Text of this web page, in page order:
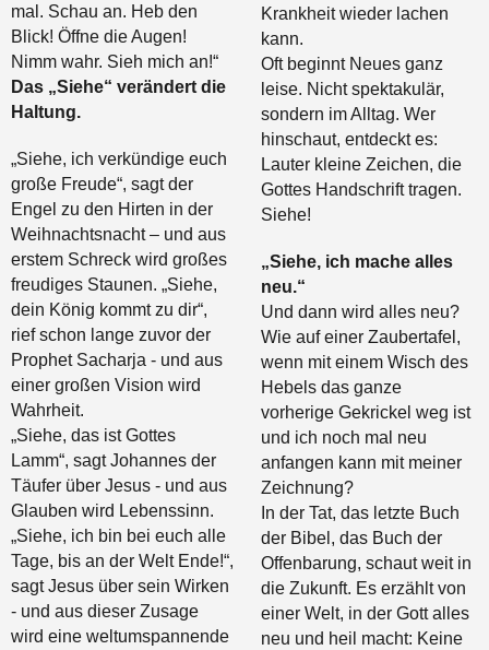
mal. Schau an. Heb den
Blick! Öffne die Augen!
Nimm wahr. Sieh mich an!“
Das „Siehe“ verändert die
Haltung.
„Siehe, ich verkündige euch
große Freude“, sagt der
Engel zu den Hirten in der
Weihnachtsnacht – und aus
erstem Schreck wird großes
freudiges Staunen. „Siehe,
dein König kommt zu dir“,
rief schon lange zuvor der
Prophet Sacharja - und aus
einer großen Vision wird
Wahrheit.
„Siehe, das ist Gottes
Lamm“, sagt Johannes der
Täufer über Jesus - und aus
Glauben wird Lebenssinn.
„Siehe, ich bin bei euch alle
Tage, bis an der Welt Ende!“,
sagt Jesus über sein Wirken
- und aus dieser Zusage
wird eine weltumspannende
Krankheit wieder lachen
kann.
Oft beginnt Neues ganz
leise. Nicht spektakulär,
sondern im Alltag. Wer
hinschaut, entdeckt es:
Lauter kleine Zeichen, die
Gottes Handschrift tragen.
Siehe!
„Siehe, ich mache alles
neu.“
Und dann wird alles neu?
Wie auf einer Zaubertafel,
wenn mit einem Wisch des
Hebels das ganze
vorherige Gekrickel weg ist
und ich noch mal neu
anfangen kann mit meiner
Zeichnung?
In der Tat, das letzte Buch
der Bibel, das Buch der
Offenbarung, schaut weit in
die Zukunft. Es erzählt von
einer Welt, in der Gott alles
neu und heil macht: Keine